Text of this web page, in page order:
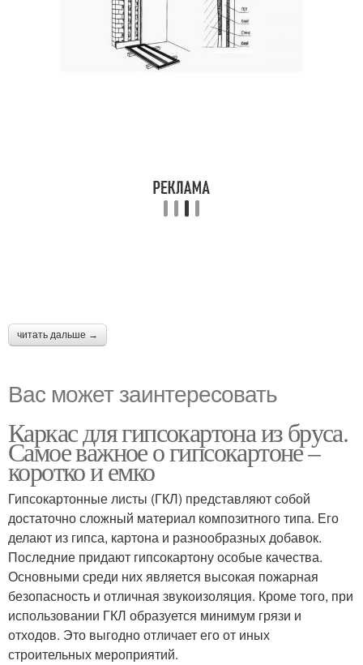
читать дальше →
Вас может заинтересовать
Каркас для гипсокартона из бруса.
Самое важное о гипсокартоне –
коротко и емко
Гипсокартонные листы (ГКЛ) представляют собой
достаточно сложный материал композитного типа. Его
делают из гипса, картона и разнообразных добавок.
Последние придают гипсокартону особые качества.
Основными среди них является высокая пожарная
безопасность и отличная звукоизоляция. Кроме того, при
использовании ГКЛ образуется минимум грязи и
отходов. Это выгодно отличает его от иных
строительных мероприятий.